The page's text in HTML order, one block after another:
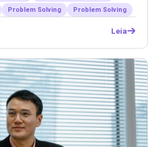
Problem Solving Problem Solving
Leia